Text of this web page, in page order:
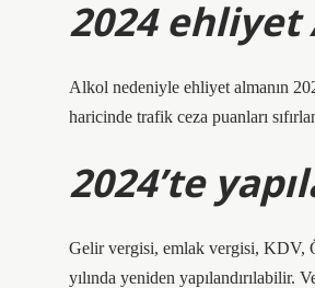
2024 ehliyet
Alkol nedeniyle ehliyet almanın
haricinde trafik ceza puanları
2024’te
Gelir vergisi, emlak vergisi, KDV,
yılında yeniden yapılandırılabilir.